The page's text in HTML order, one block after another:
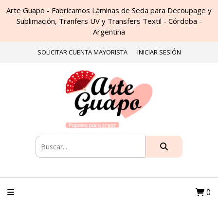
Arte Guapo - Fabricamos Láminas de Seda para Decoupage y
Sublimación, Tranfers UV y Transfers Textil - Córdoba -
Argentina
SOLICITAR CUENTA MAYORISTA INICIAR SESIÓN
0